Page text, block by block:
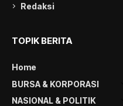
Redaksi
TOPIK BERITA
Home
BURSA & KORPORASI
NASIONAL & POLITIK